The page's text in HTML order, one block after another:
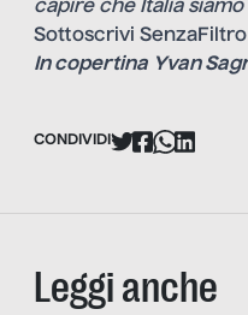
capire che Italia
Sottoscrivi SenzaFiltro
In copertina Yvan
CONDIVIDI
Leggi anche